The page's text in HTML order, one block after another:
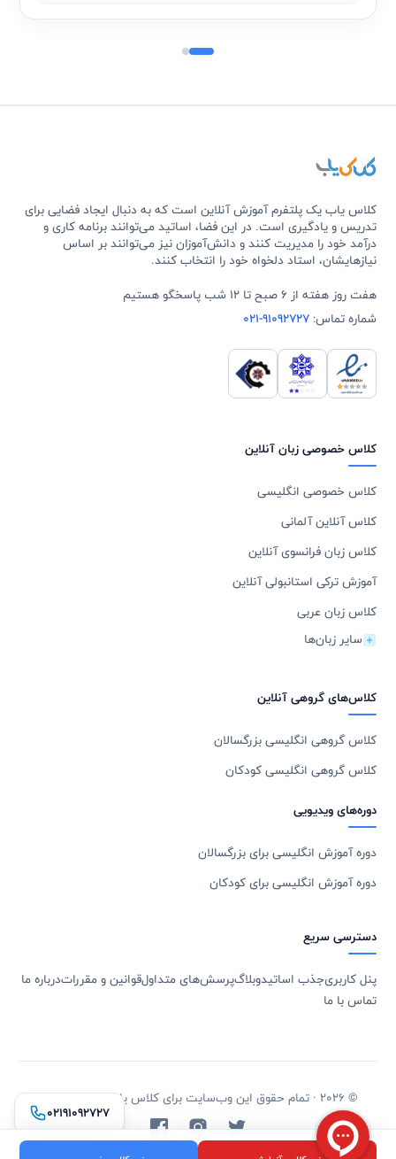
کلاس یاب یک پلتفرم آموزش آنلاین است که به دنبال ایجاد فضایی برای
تدریس و یادگیری است. در این فضا، اساتید می‌توانند برنامه کاری و
درآمد خود را مدیریت کنند و دانش‌آموزان نیز می‌توانند بر اساس
نیازهایشان، استاد دلخواه خود را انتخاب کنند.
هفت روز هفته از 6 صبح تا 12 شب پاسخگو هستیم
شماره تماس:021-91092727
کلاس خصوصی زبان آنلاین
کلاس خصوصی انگلیسی
کلاس آنلاین آلمانی
کلاس زبان فرانسوی آنلاین
آموزش ترکی استانبولی آنلاین
کلاس زبان عربی
سایر زبان‌ها
کلاس‌های گروهی آنلاین
کلاس گروهی انگلیسی بزرگسالان
کلاس گروهی انگلیسی کودکان
دوره‌های ویدیویی
دوره آموزش انگلیسی برای بزرگسالان
دوره آموزش انگلیسی برای کودکان
دسترسی سریع
پنل کاربریجذب اساتیدوبلاگپرسش‌های متداولقوانین و مقرراتدرباره ما
تماس با ما
© 2026 · تمام حقوق این وب‌سایت برای کلاس یاب محفوظ است.
۰۲۱۹۱۰۹۲۷۲۷